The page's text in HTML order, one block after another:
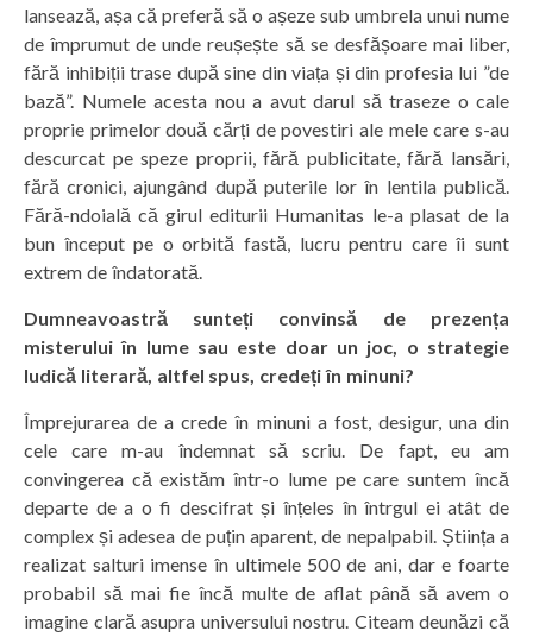
lansează, așa că preferă să o așeze sub umbrela unui nume
de împrumut de unde reușește să se desfășoare mai liber,
fără inhibiții trase după sine din viața și din profesia lui ”de
bază”. Numele acesta nou a avut darul să traseze o cale
proprie primelor două cărți de povestiri ale mele care s-au
descurcat pe speze proprii, fără publicitate, fără lansări,
fără cronici, ajungând după puterile lor în lentila publică.
Fără-ndoială că girul editurii Humanitas le-a plasat de la
bun început pe o orbită fastă, lucru pentru care îi sunt
extrem de îndatorată.
Dumneavoastră sunteți convinsă de prezența
misterului în lume sau este doar un joc, o strategie
ludică literară, altfel spus, credeți în minuni?
Împrejurarea de a crede în minuni a fost, desigur, una din
cele care m-au îndemnat să scriu. De fapt, eu am
convingerea că existăm într-o lume pe care suntem încă
departe de a o fi descifrat și înțeles în întrgul ei atât de
complex și adesea de puțin aparent, de nepalpabil. Știința a
realizat salturi imense în ultimele 500 de ani, dar e foarte
probabil să mai fie încă multe de aflat până să avem o
imagine clară asupra universului nostru. Citeam deunăzi că